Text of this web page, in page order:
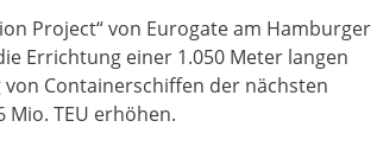
Project“ von Eurogate am Hamburger
Errichtung einer 1.050 Meter langen
Containerschiffen der nächsten
TEU erhöhen.